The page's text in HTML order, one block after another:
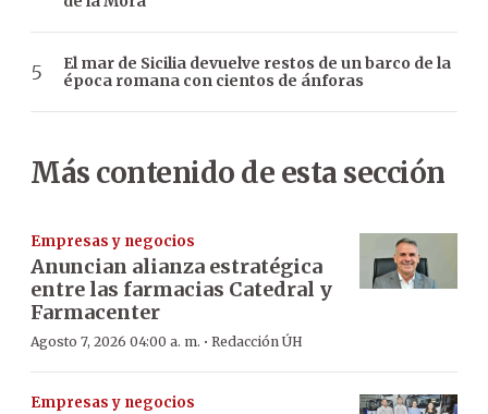
El mar de Sicilia devuelve restos de un barco de la
época romana con cientos de ánforas
Más contenido de esta sección
Empresas y negocios
Anuncian alianza estratégica
entre las farmacias Catedral y
Farmacenter
Agosto 7, 2026 04:00 a. m. · Redacción ÚH
Empresas y negocios